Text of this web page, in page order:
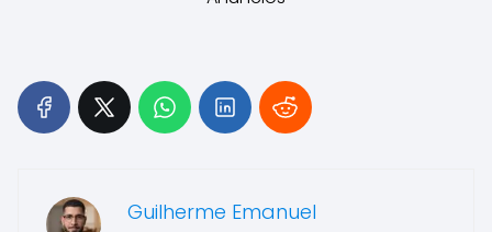
Guilherme Emanuel